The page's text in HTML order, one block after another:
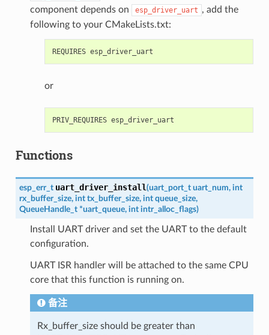
component depends on
esp_driver_uart , add the
following to your CMakeLists.txt:
or
Functions
esp_err_t uart_driver_install(uart_port_t uart_num, int
rx_buffer_size, int tx_buffer_size, int queue_size,
QueueHandle_t *uart_queue, int intr_alloc_flags)
Install UART driver and set the UART to the default
configuration.
UART ISR handler will be attached to the same CPU
core that this function is running on.
备注
Rx_buffer_size should be greater than